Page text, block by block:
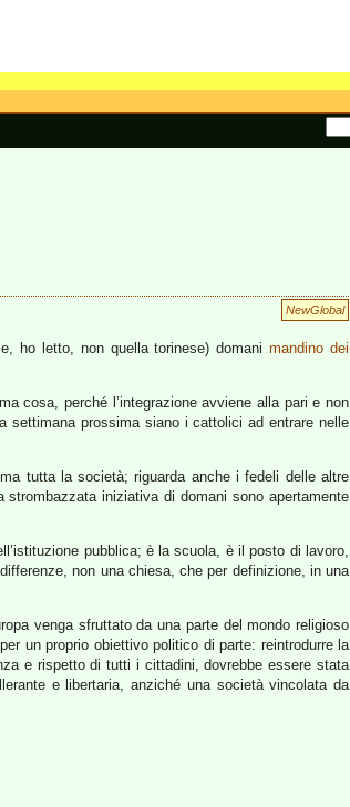
NewGlobal
ho letto, non quella torinese) domanimandino dei
cosa, perché l’integrazione avviene alla pari e non
settimana prossima siano i cattolici ad entrare nelle
tutta la società; riguarda anche i fedeli delle altre
iniziativa di domani sono apertamente
pubblica; è la scuola, è il posto di lavoro,
non una chiesa, che per definizione, in una
venga sfruttato da una parte del mondo religioso
un proprio obiettivo politico di parte: reintrodurre la
e rispetto di tutti i cittadini, dovrebbe essere stata
e libertaria, anziché una società vincolata da